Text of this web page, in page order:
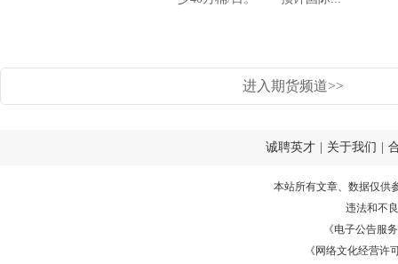
进入期货频道>>
诚聘英才 关于我们
本站所有文章、数据仅供
违法和不
《电子公告服务
《网络文化经营许